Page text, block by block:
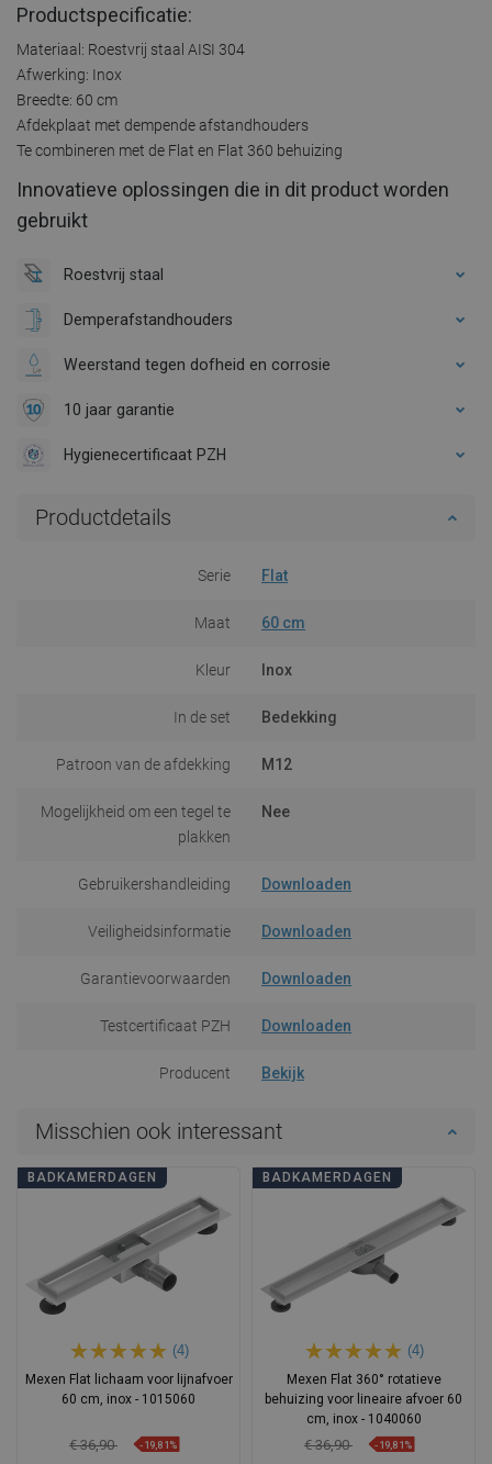
Productspecificatie:
Materiaal: Roestvrij staal AISI 304
Afwerking: Inox
Breedte: 60 cm
Afdekplaat met dempende afstandhouders
Te combineren met de Flat en Flat 360 behuizing
Innovatieve oplossingen die in dit product worden
gebruikt
Roestvrij staal
Demperafstandhouders
Weerstand tegen dofheid en corrosie
10 jaar garantie
Hygienecertificaat PZH
Productdetails
Serie Flat
Maat 60 cm
Kleur Inox
In de set Bedekking
Patroon van de afdekking M12
Mogelijkheid om een tegel te
plakken
Nee
Gebruikershandleiding Downloaden
Veiligheidsinformatie Downloaden
Garantievoorwaarden Downloaden
Testcertificaat PZH Downloaden
Producent Bekijk
Misschien ook interessant
BADKAMERDAGEN
(4)
Mexen Flat lichaam voor lijnafvoer
60 cm, inox - 1015060
€ 36,90 -19,81%
BADKAMERDAGEN
(4)
Mexen Flat 360° rotatieve
behuizing voor lineaire afvoer 60
cm, inox - 1040060
€ 36,90 -19,81%